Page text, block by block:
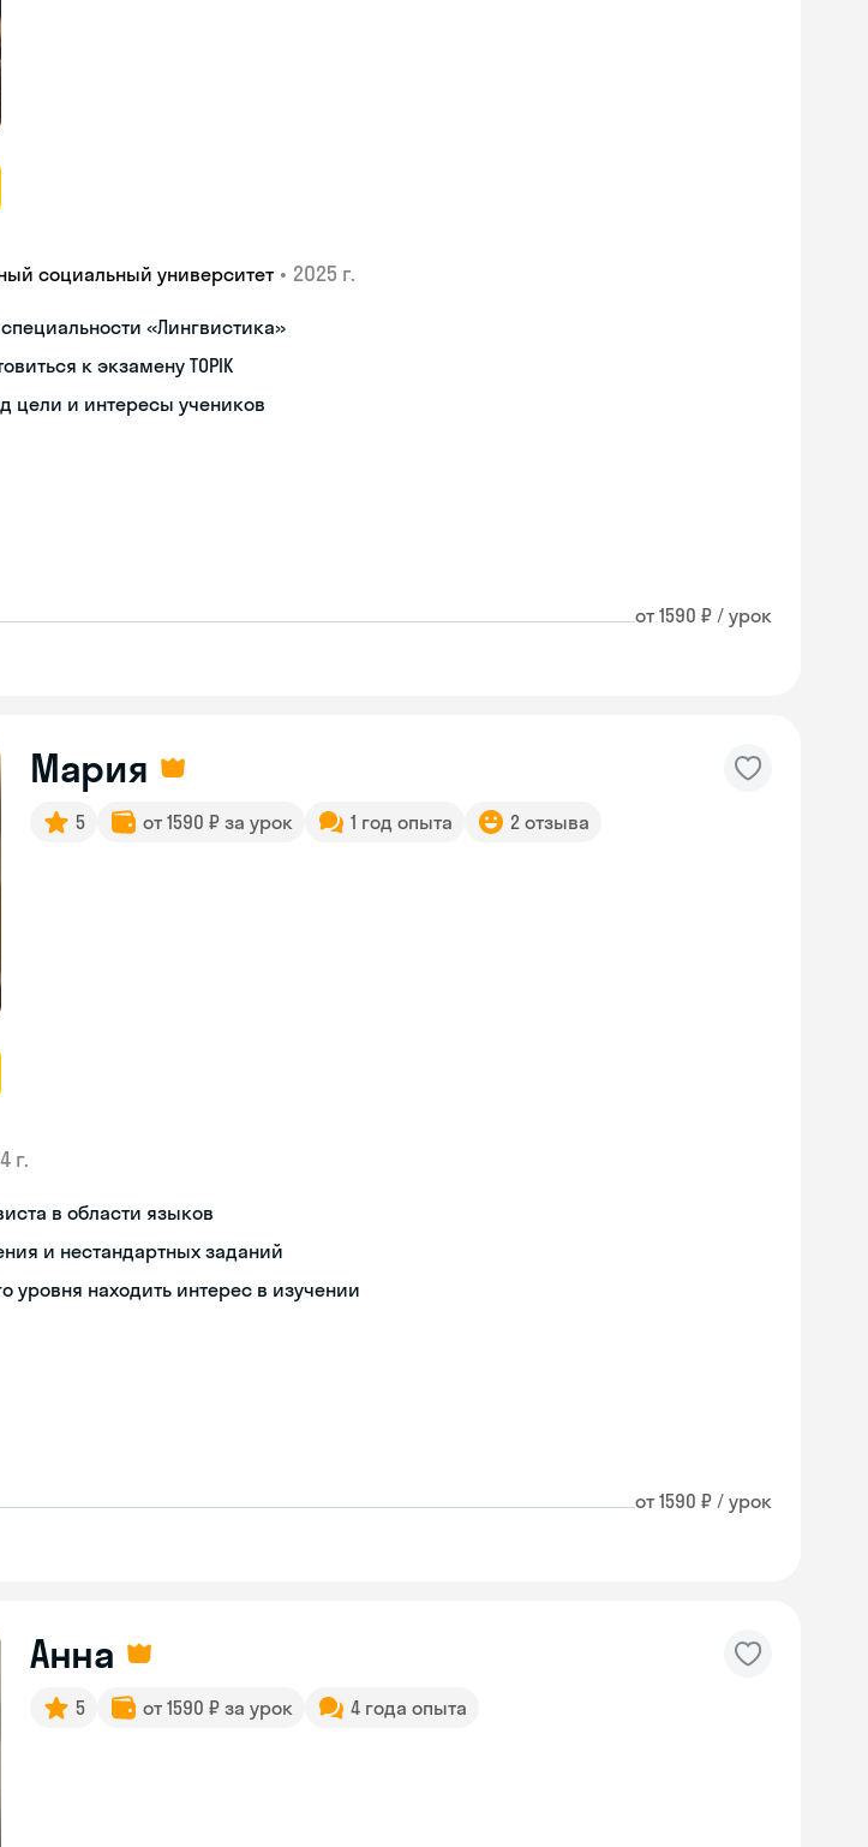
социальный университет • 2025 г.
«Лингвистика»
к экзамену TOPIK
цели и интересы учеников
от 1590 ₽ / урок
Мария
5 от 1590 ₽ за урок 1 год опыта 2 отзыва
г.
в области языков
и нестандартных заданий
уровня находить интерес в изучении
от 1590 ₽ / урок
Анна
5 от 1590 ₽ за урок 4 года опыта